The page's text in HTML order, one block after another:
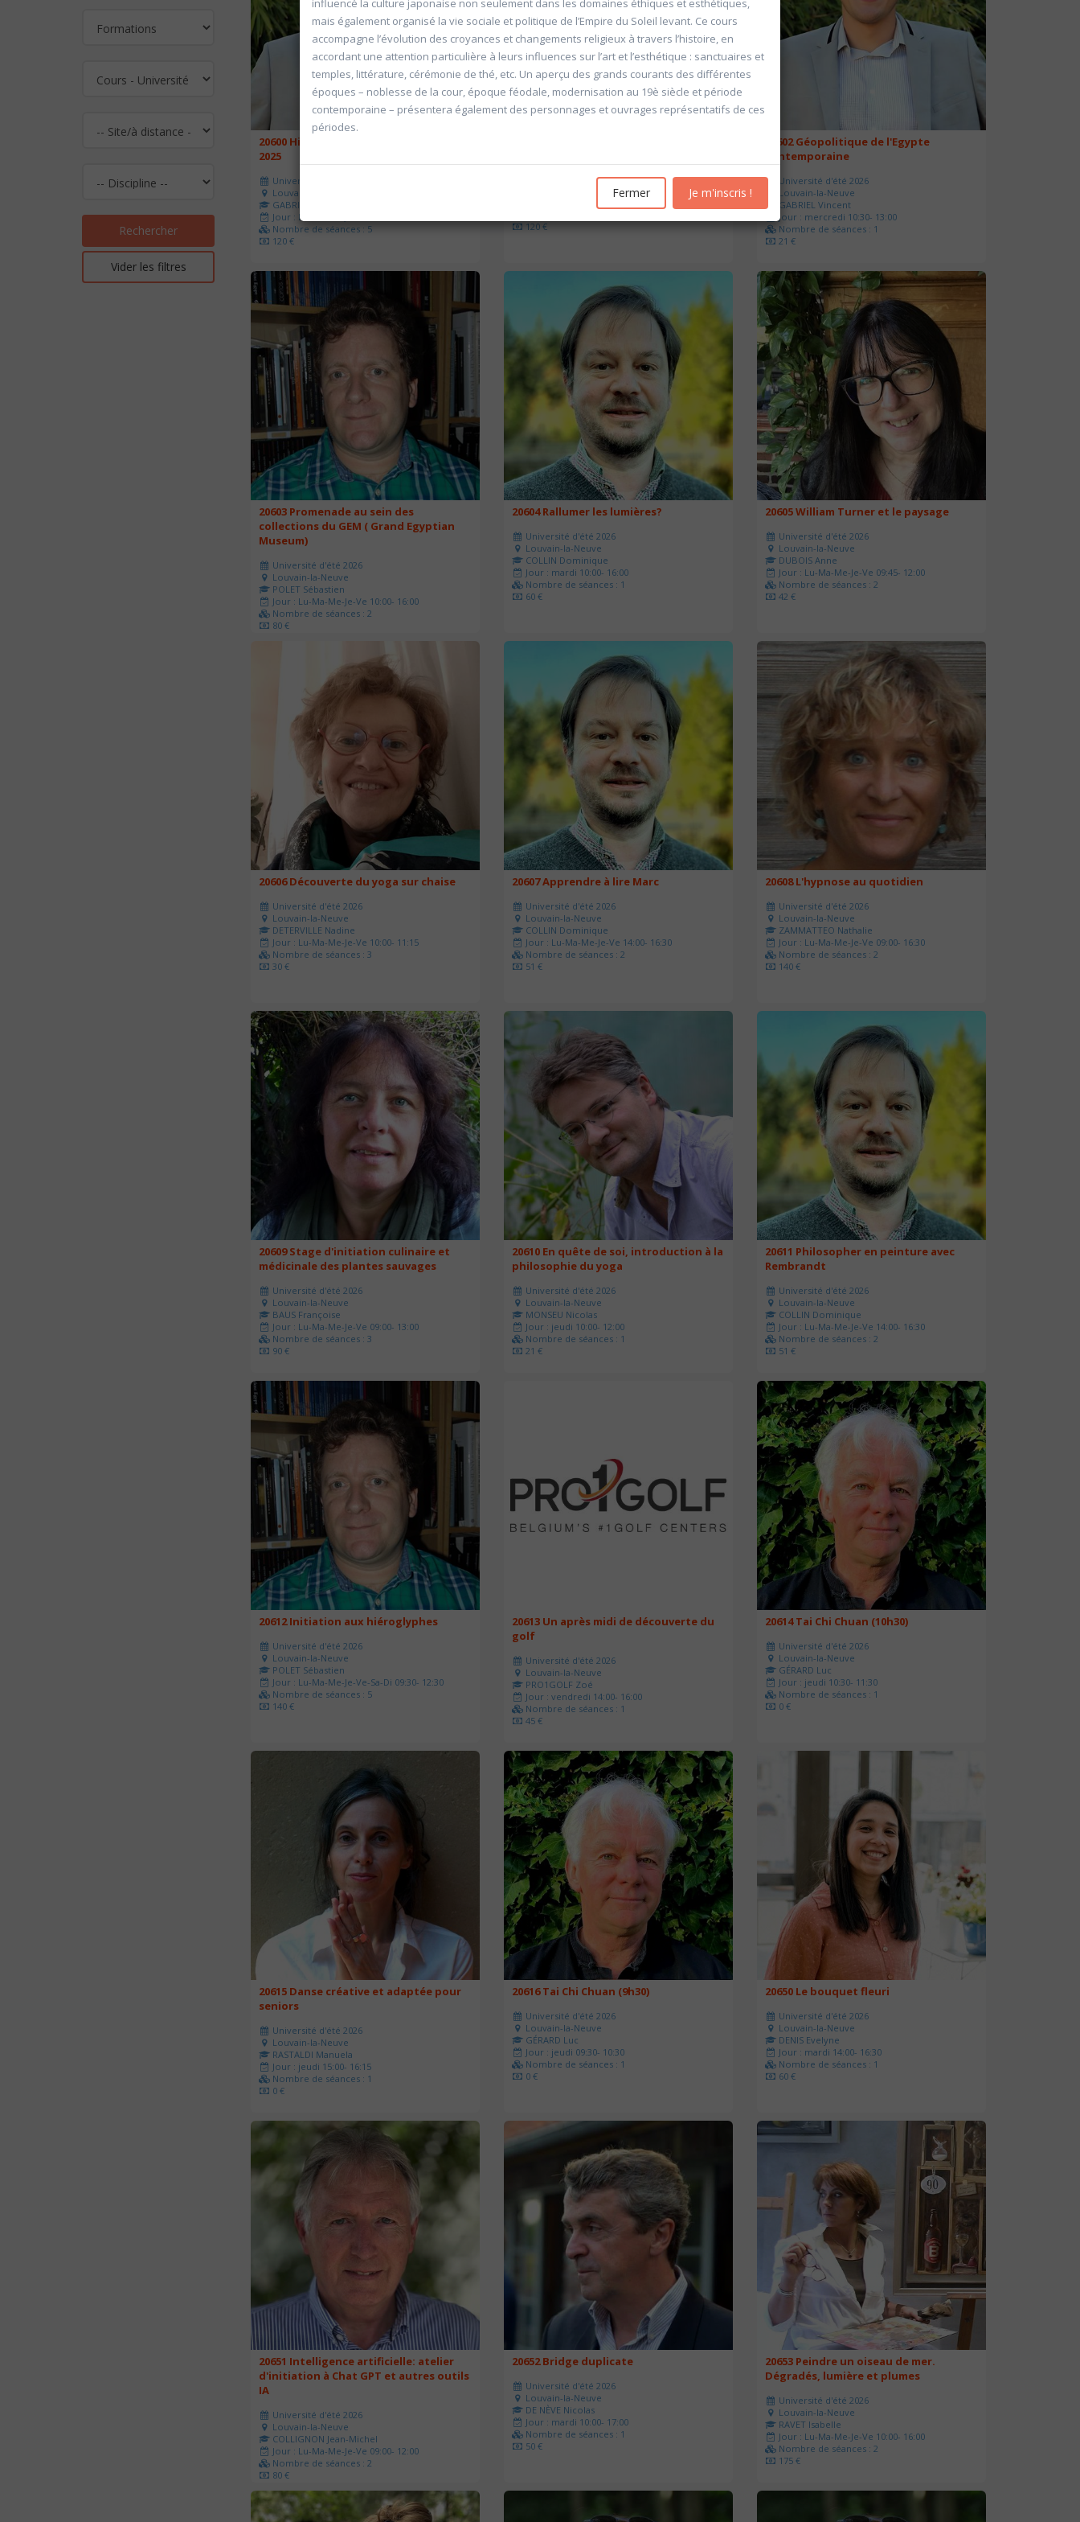
Rechercher
Vider les filtres
20600 Histoire de l'Allemagne de 1871 à
2025
Université d'été 2026
Louvain-la-Neuve
GABRIEL Vincent
Jour : Lu-Ma-Me-Je-Ve 10:30- 13:00
Nombre de séances : 5
120 €
Université d'été 2026
Louvain-la-Neuve
Jour : Lu-Ma-Me-Je-Ve-Sa-Di 10:30- 13:00
120 €
20602 Géopolitique de l'Egypte
contemporaine
Université d'été 2026
Louvain-la-Neuve
GABRIEL Vincent
Jour : mercredi 10:30- 13:00
Nombre de séances : 1
21 €
20603 Promenade au sein des
collections du GEM ( Grand Egyptian
Museum)
Université d'été 2026
Louvain-la-Neuve
POLET Sébastien
Jour : Lu-Ma-Me-Je-Ve 10:00- 16:00
Nombre de séances : 2
80 €
20604 Rallumer les lumières?
Université d'été 2026
Louvain-la-Neuve
COLLIN Dominique
Jour : mardi 10:00- 16:00
Nombre de séances : 1
60 €
20605 William Turner et le paysage
Université d'été 2026
Louvain-la-Neuve
DUBOIS Anne
Jour : Lu-Ma-Me-Je-Ve 09:45- 12:00
Nombre de séances : 2
42 €
20606 Découverte du yoga sur chaise
Université d'été 2026
Louvain-la-Neuve
DETERVILLE Nadine
Jour : Lu-Ma-Me-Je-Ve 10:00- 11:15
Nombre de séances : 3
30 €
20607 Apprendre à lire Marc
Université d'été 2026
Louvain-la-Neuve
COLLIN Dominique
Jour : Lu-Ma-Me-Je-Ve 14:00- 16:30
Nombre de séances : 2
51 €
20608 L'hypnose au quotidien
Université d'été 2026
Louvain-la-Neuve
ZAMMATTEO Nathalie
Jour : Lu-Ma-Me-Je-Ve 09:00- 16:30
Nombre de séances : 2
140 €
20609 Stage d'initiation culinaire et
médicinale des plantes sauvages
Université d'été 2026
Louvain-la-Neuve
BAUS Françoise
Jour : Lu-Ma-Me-Je-Ve 09:00- 13:00
Nombre de séances : 3
90 €
20610 En quête de soi, introduction à la
philosophie du yoga
Université d'été 2026
Louvain-la-Neuve
MONSEU Nicolas
Jour : jeudi 10:00- 12:00
Nombre de séances : 1
21 €
20611 Philosopher en peinture avec
Rembrandt
Université d'été 2026
Louvain-la-Neuve
COLLIN Dominique
Jour : Lu-Ma-Me-Je-Ve 14:00- 16:30
Nombre de séances : 2
51 €
20612 Initiation aux hiéroglyphes
Université d'été 2026
Louvain-la-Neuve
POLET Sébastien
Jour : Lu-Ma-Me-Je-Ve-Sa-Di 09:30- 12:30
Nombre de séances : 5
140 €
20613 Un après midi de découverte du
golf
Université d'été 2026
Louvain-la-Neuve
PRO1GOLF Zoé
Jour : vendredi 14:00- 16:00
Nombre de séances : 1
45 €
20614 Tai Chi Chuan (10h30)
Université d'été 2026
Louvain-la-Neuve
GÉRARD Luc
Jour : jeudi 10:30- 11:30
Nombre de séances : 1
0 €
20615 Danse créative et adaptée pour
seniors
Université d'été 2026
Louvain-la-Neuve
RASTALDI Manuela
Jour : jeudi 15:00- 16:15
Nombre de séances : 1
0 €
20616 Tai Chi Chuan (9h30)
Université d'été 2026
Louvain-la-Neuve
GÉRARD Luc
Jour : jeudi 09:30- 10:30
Nombre de séances : 1
0 €
20650 Le bouquet fleuri
Université d'été 2026
Louvain-la-Neuve
DENIS Evelyne
Jour : mardi 14:00- 16:30
Nombre de séances : 1
60 €
20651 Intelligence artificielle: atelier
d'initiation à Chat GPT et autres outils
IA
Université d'été 2026
Louvain-la-Neuve
COLLIGNON Jean-Michel
Jour : Lu-Ma-Me-Je-Ve 09:00- 12:00
Nombre de séances : 2
80 €
20652 Bridge duplicate
Université d'été 2026
Louvain-la-Neuve
DE NÈVE Nicolas
Jour : mardi 10:00- 17:00
Nombre de séances : 1
50 €
20653 Peindre un oiseau de mer.
Dégradés, lumière et plumes
Université d'été 2026
Louvain-la-Neuve
RAVET Isabelle
Jour : Lu-Ma-Me-Je-Ve 10:00- 16:00
Nombre de séances : 2
175 €
influencé la culture japonaise non seulement dans les domaines éthiques et esthétiques,
mais également organisé la vie sociale et politique de l’Empire du Soleil levant. Ce cours
accompagne l’évolution des croyances et changements religieux à travers l’histoire, en
accordant une attention particulière à leurs influences sur l’art et l’esthétique : sanctuaires et
temples, littérature, cérémonie de thé, etc. Un aperçu des grands courants des différentes
époques – noblesse de la cour, époque féodale, modernisation au 19è siècle et période
contemporaine – présentera également des personnages et ouvrages représentatifs de ces
périodes.
Fermer Je m'inscris !